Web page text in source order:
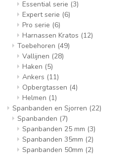
Essential serie (3)
Expert serie (6)
Pro serie (6)
Harnassen Kratos (12)
Toebehoren (49)
Vallijnen (28)
Haken (5)
Ankers (11)
Opbergtassen (4)
Helmen (1)
Spanbanden en Sjorren (22)
Spanbanden (7)
Spanbanden 25 mm (3)
Spanbanden 35mm (2)
Spanbanden 50mm (2)